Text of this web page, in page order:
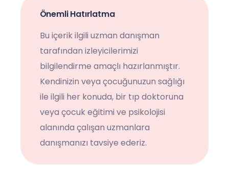
Önemli Hatırlatma
Bu içerik ilgili uzman danışman
tarafından izleyicilerimizi
bilgilendirme amaçlı hazırlanmıştır.
Kendinizin veya çocuğunuzun sağlığı
ile ilgili her konuda, bir tıp doktoruna
veya çocuk eğitimi ve psikolojisi
alanında çalışan uzmanlara
danışmanızı tavsiye ederiz.